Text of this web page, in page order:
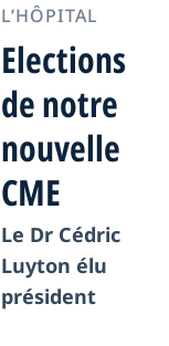
L’HÔPITAL
Elections
de notre
nouvelle
CME
Le Dr Cédric
Luyton élu
président